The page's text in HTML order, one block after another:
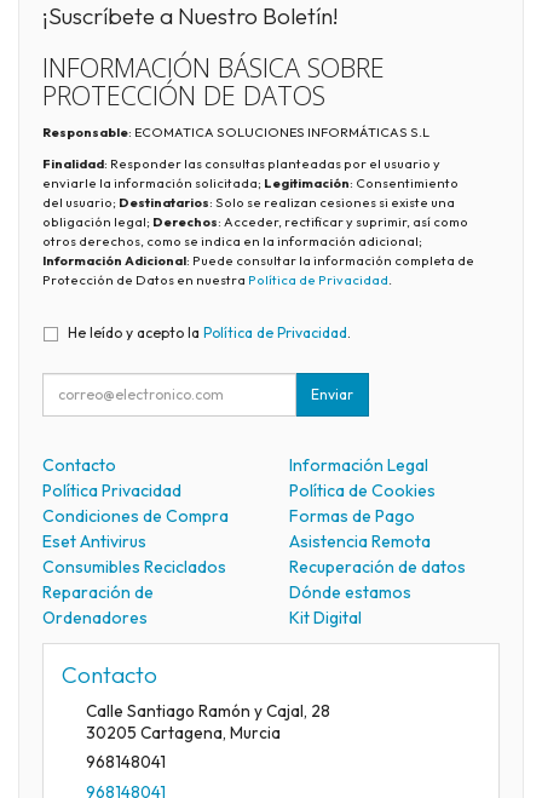
¡Suscríbete a Nuestro Boletín!
INFORMACIÓN BÁSICA SOBRE
PROTECCIÓN DE DATOS
Responsable: ECOMATICA SOLUCIONES INFORMÁTICAS S.L
Finalidad: Responder las consultas planteadas por el usuario y
enviarle la información solicitada; Legitimación: Consentimiento
del usuario; Destinatarios: Solo se realizan cesiones si existe una
obligación legal; Derechos: Acceder, rectificar y suprimir, así como
otros derechos, como se indica en la información adicional;
Información Adicional: Puede consultar la información completa de
Protección de Datos en nuestra Política de Privacidad.
He leído y acepto la Política de Privacidad
Enviar
Contacto
Información Legal
Política Privacidad
Política de Cookies
Condiciones de Compra
Formas de Pago
Eset Antivirus
Asistencia Remota
Consumibles Reciclados
Recuperación de datos
Reparación de
Ordenadores
Dónde estamos
Kit Digital
Contacto
Calle Santiago Ramón y Cajal, 28
30205 Cartagena, Murcia
968148041
968148041